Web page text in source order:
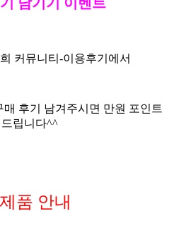
커뮤니티-이용후기 에서
매 후기 남겨주시면 만원 포인트
드립니다^^
제품 안내